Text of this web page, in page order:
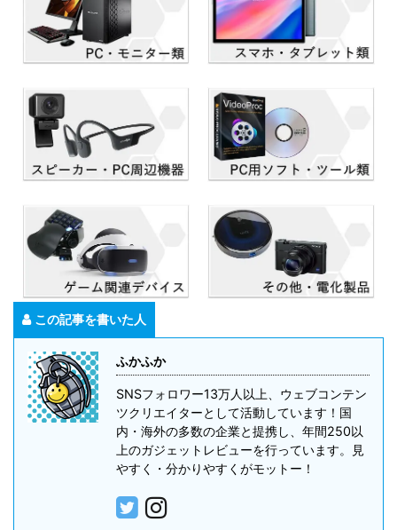
この記事を書いた人
ふかふか
SNSフォロワー13万人以上、ウェブコンテン
ツクリエイターとして活動しています！国
内・海外の多数の企業と提携し、年間250以
上のガジェットレビューを行っています。見
やすく・分かりやすくがモットー！